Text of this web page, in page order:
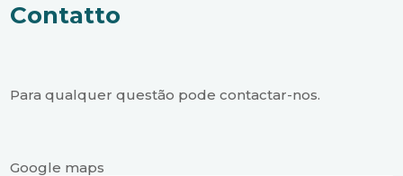
Contatto
Para qualquer questão pode contactar-nos.
Google maps